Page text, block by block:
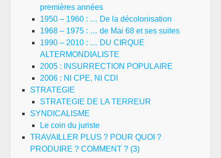
premières années
1950 – 1960 : … De la décolonisation
1968 – 1975 : … de Mai 68 et ses suites
1990 – 2010 : … DU CIRQUE
ALTERMONDIALISTE
2005 : INSURRECTION POPULAIRE
2006 : NI CPE, NI CDI
STRATEGIE
STRATEGIE DE LA TERREUR
SYNDICALISME
Le coin du juriste
TRAVAILLER PLUS ? POUR QUOI ?
PRODUIRE ? COMMENT ? (3)